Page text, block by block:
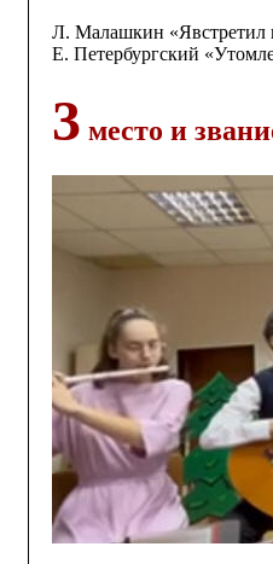
Л. Малашкин «Явстретил
Е. Петербургский
3 место и